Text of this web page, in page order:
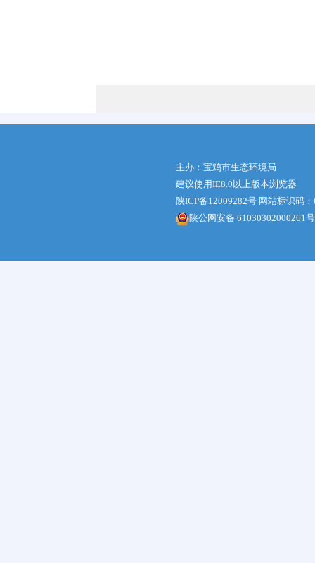
主办：宝鸡市生态环境局
建议使用IE8.0以上版本浏览器
陕ICP备12009282号 网站标识码
陕公网安备 61030302000261号